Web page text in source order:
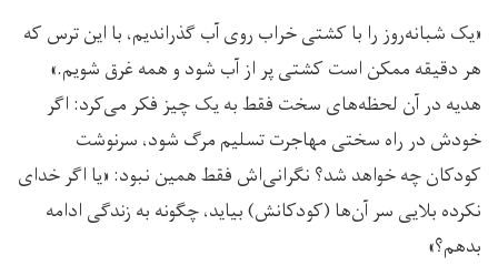
«یک شبانه‌روز را با کشتی خراب روی آب گذراندیم، با این ترس که
هر دقیقه ممکن است کشتی پر از آب شود و همه غرق شویم.»
هدیه در آن لحظه‌های سخت فقط به یک چیز فکر می‌کرد: اگر
خودش در راه سختی مهاجرت تسلیم مرگ شود، سرنوشت
کودکان چه خواهد شد؟ نگرانی‌اش فقط همین نبود: «یا اگر خدای
نکرده بلایی سر آن‌ها (کودکانش) بیاید، چگونه به زندگی ادامه
بدهم؟»